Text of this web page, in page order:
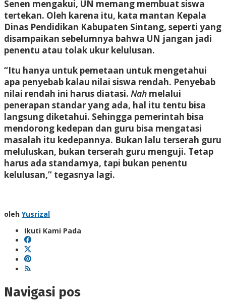
Senen mengakui, UN memang membuat siswa
tertekan. Oleh karena itu, kata mantan Kepala
Dinas Pendidikan Kabupaten Sintang, seperti yang
disampaikan sebelumnya bahwa UN jangan jadi
penentu atau tolak ukur kelulusan.
“Itu hanya untuk pemetaan untuk mengetahui
apa penyebab kalau nilai siswa rendah. Penyebab
nilai rendah ini harus diatasi. Nah melalui
penerapan standar yang ada, hal itu tentu bisa
langsung diketahui. Sehingga pemerintah bisa
mendorong kedepan dan guru bisa mengatasi
masalah itu kedepannya. Bukan lalu terserah guru
meluluskan, bukan terserah guru menguji. Tetap
harus ada standarnya, tapi bukan penentu
kelulusan,” tegasnya lagi.
oleh Yusrizal
Ikuti Kami Pada
Navigasi pos